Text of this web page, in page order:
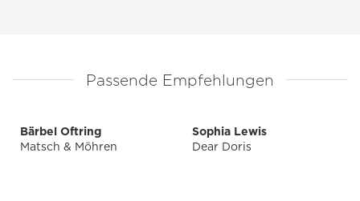
Passende Empfehlungen
Bärbel Oftring
Matsch & Möhren
Sophia Lewis
Dear Doris